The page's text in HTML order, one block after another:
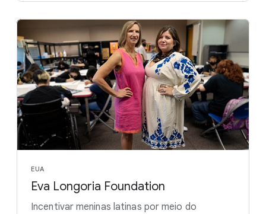
EUA
Eva Longoria Foundation
Incentivar meninas latinas por meio do